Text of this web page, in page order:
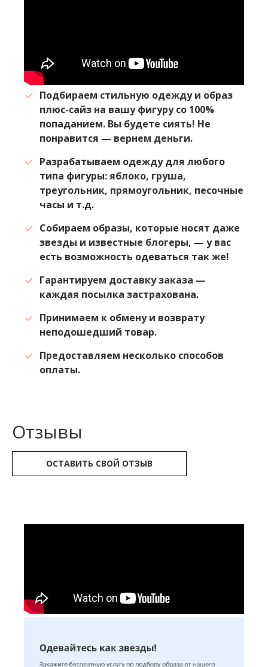
Подбираем стильную одежду и образ
плюс-сайз на вашу фигуру со 100%
попаданием. Вы будете сиять! Не
понравится — вернем деньги.
Разрабатываем одежду для любого
типа фигуры: яблоко, груша,
треугольник, прямоугольник, песочные
часы и т.д.
Собираем образы, которые носят даже
звезды и известные блогеры, — у вас
есть возможность одеваться так же!
Гарантируем доставку заказа —
каждая посылка застрахована.
Принимаем к обмену и возврату
неподошедший товар.
Предоставляем несколько способов
оплаты.
Отзывы
ОСТАВИТЬ СВОЙ ОТЗЫВ